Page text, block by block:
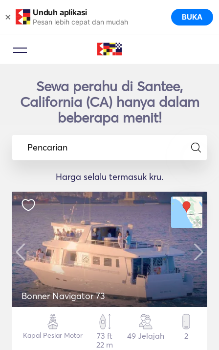
× Unduh aplikasi
Pesan lebih cepat dan mudah BUKA
Sewa perahu di Santee,
California (CA) hanya dalam
beberapa menit!
Pencarian
Harga selalu termasuk kru.
Bonner Navigator 73
Kapal Pesiar Motor
73 ft
22 m
49 Jelajah 2